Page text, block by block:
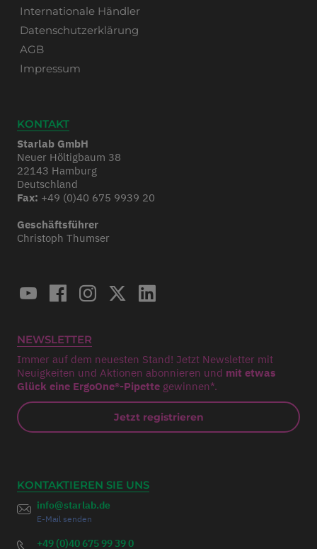
Internationale Händler
Datenschutzerklärung
AGB
Impressum
KONTAKT
Starlab GmbH
Neuer Höltigbaum 38
22143 Hamburg
Deutschland
Fax: +49 (0)40 675 9939 20
Geschäftsführer
Christoph Thumser
NEWSLETTER
Immer auf dem neuesten Stand! Jetzt Newsletter mit
Neuigkeiten und Aktionen abonnieren und mit etwas
Glück eine ErgoOne®-Pipette gewinnen*.
Jetzt registrieren
KONTAKTIEREN SIE UNS
info@starlab.de
E-Mail senden
+49 (0)40 675 99 39 0